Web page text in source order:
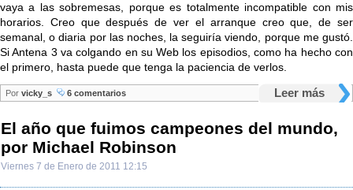
vaya a las sobremesas, porque es totalmente incompatible con mis
horarios. Creo que después de ver el arranque creo que, de ser
semanal, o diaria por las noches, la seguiría viendo, porque me gustó.
Si Antena 3 va colgando en su Web los episodios, como ha hecho con
el primero, hasta puede que tenga la paciencia de verlos.
Leer más
Por vicky_s 6 comentarios
El año que fuimos campeones del mundo,
por Michael Robinson
Viernes 7 de Enero de 2011 12:15